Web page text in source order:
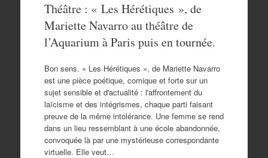
Théâtre : « Les Hérétiques », de
Mariette Navarro au théâtre de
l’Aquarium à Paris puis en tournée.
Bon sens. « Les Hérétiques », de Mariette Navarro
est une pièce poétique, comique et forte sur un
sujet sensible et d'actualité : l'affrontement du
laïcisme et des intégrismes, chaque parti faisant
preuve de la même intolérance. Une femme se rend
dans un lieu ressemblant à une école abandonnée,
convoquée là par une mystérieuse correspondante
virtuelle. Elle veut…